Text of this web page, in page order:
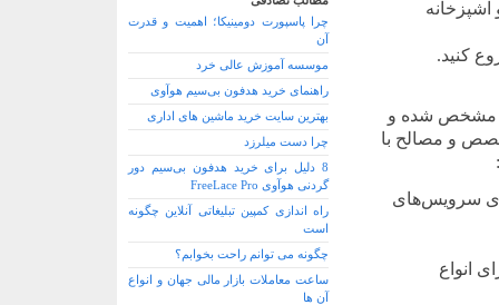
کنید.
مشخص شده و
و مصالح با
سرویس‌های
انواع
چرا پاسپورت دومینیکا؛ اهمیت و قدرت
آن
موسسه آموزش عالی خرد
راهنمای خرید هدفون بی‌سیم هوآوی
بهترین سایت خرید ماشین های اداری
چرا دست میلرزد
8 دلیل برای خرید هدفون بی‌سیم دور
گردنی هوآوی FreeLace Pro
راه اندازی کمپین تبلیغاتی آنلاین چگونه
است
چگونه می توانم راحت بخوابم؟
ساعت معاملات بازار مالی جهان و انواع
آن ها